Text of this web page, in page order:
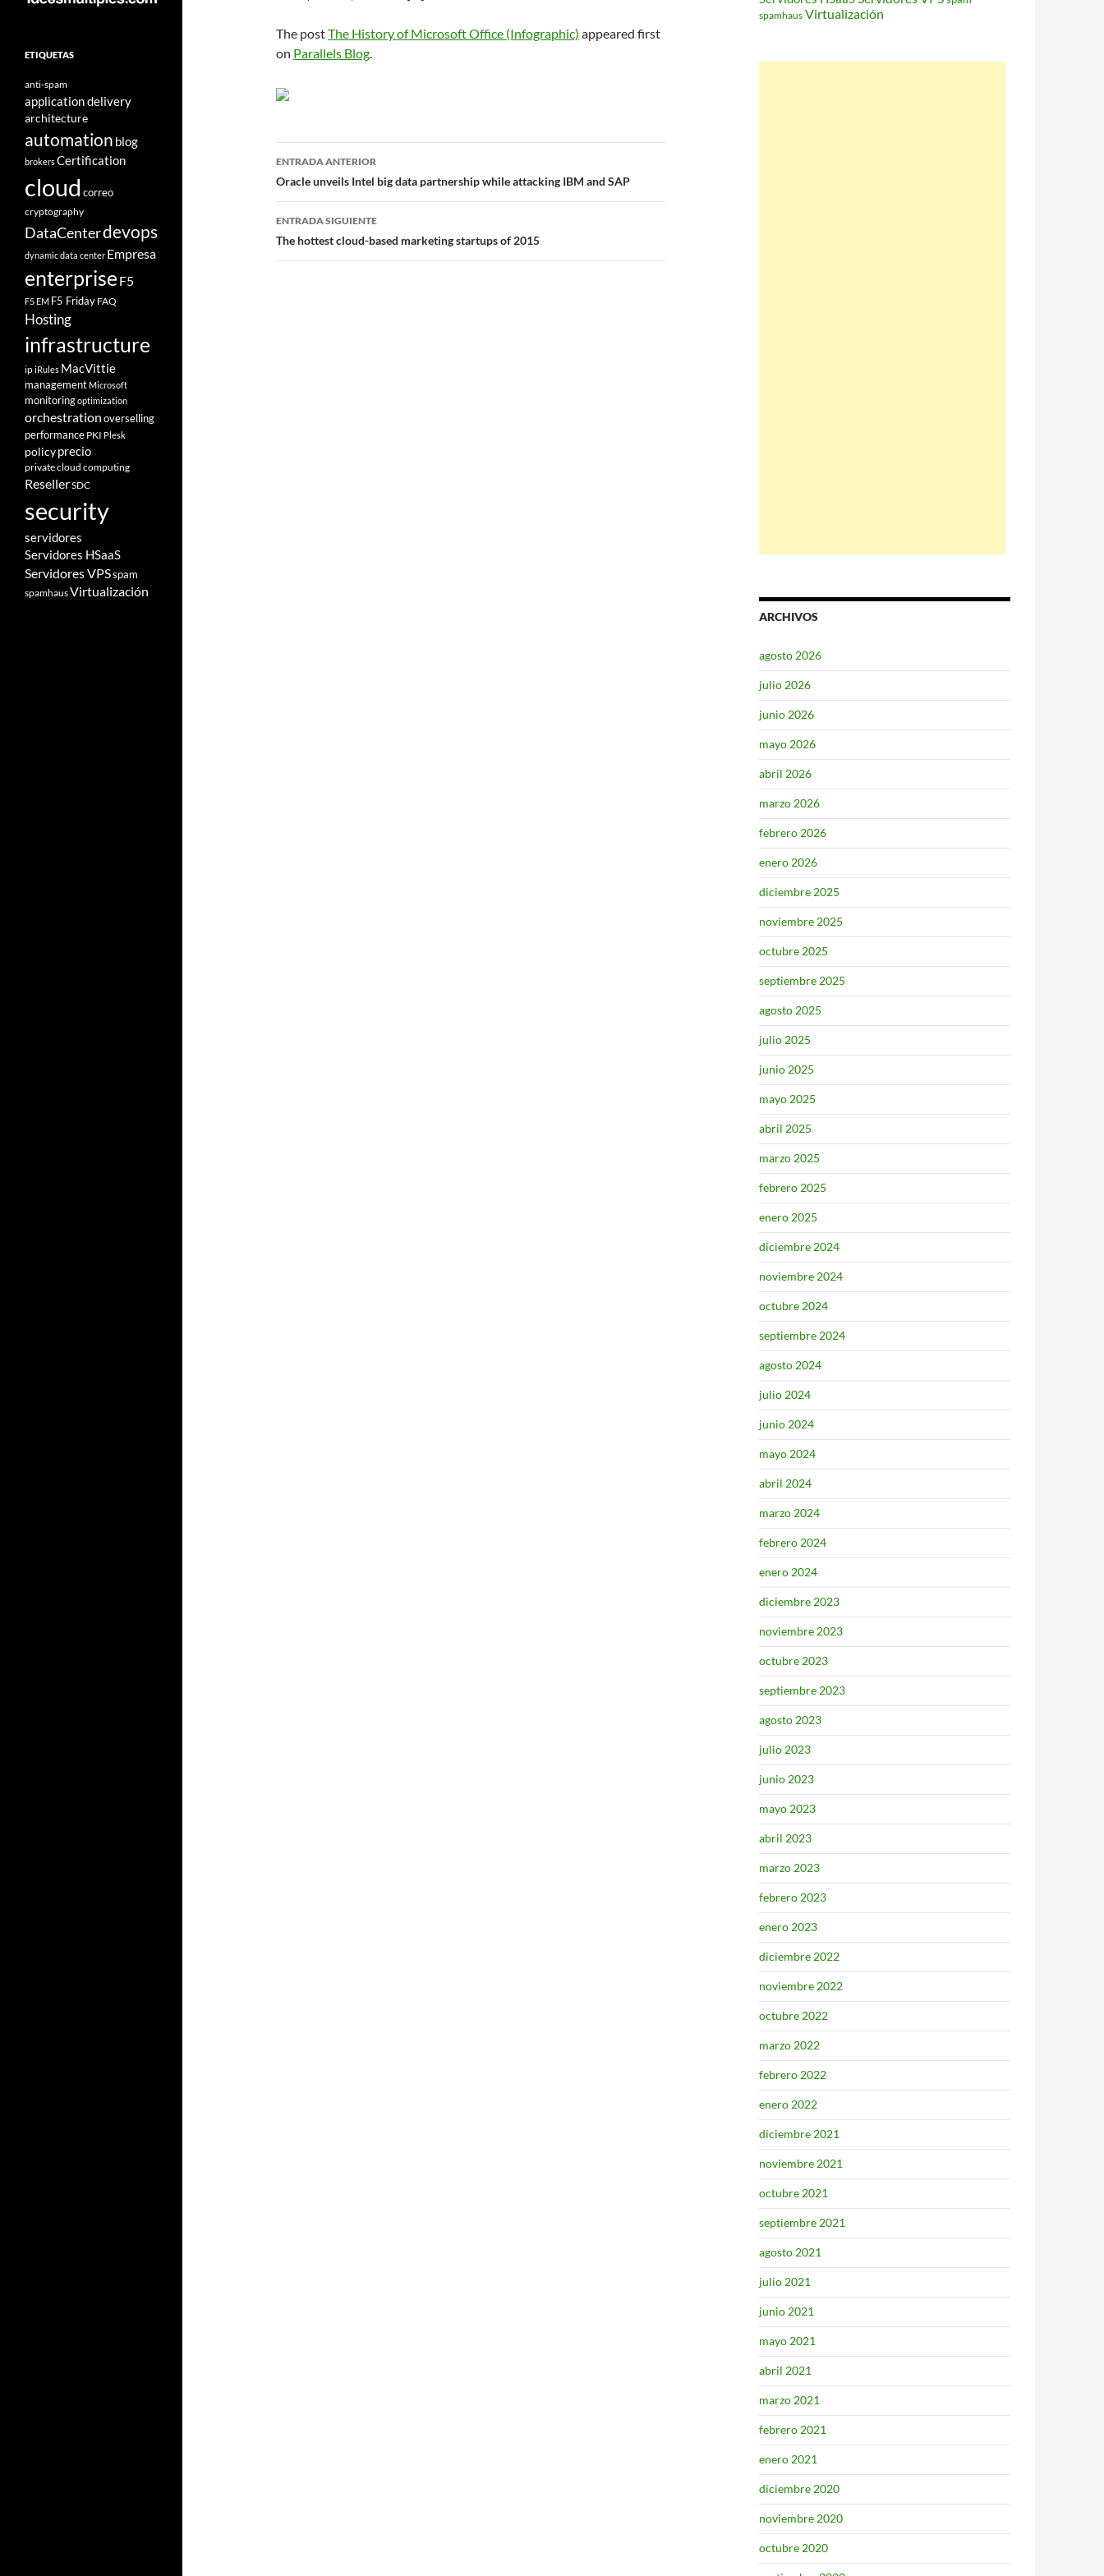
The postThe History of Microsoft Office (Infographic) appeared first
on Parallels Blog.
Navegador
de
entradas
ENTRADA ANTERIOR
Oracle unveils Intel big data partnership while attacking IBM and SAP
ENTRADA SIGUIENTE
The hottest cloud-based marketing startups of 2015
spamhaus Virtualización
ARCHIVOS
agosto 2026
julio 2026
junio 2026
mayo 2026
abril 2026
marzo 2026
febrero 2026
enero 2026
diciembre 2025
noviembre 2025
octubre 2025
septiembre 2025
agosto 2025
julio 2025
junio 2025
mayo 2025
abril 2025
marzo 2025
febrero 2025
enero 2025
diciembre 2024
noviembre 2024
octubre 2024
septiembre 2024
agosto 2024
julio 2024
junio 2024
mayo 2024
abril 2024
marzo 2024
febrero 2024
enero 2024
diciembre 2023
noviembre 2023
octubre 2023
septiembre 2023
agosto 2023
julio 2023
junio 2023
mayo 2023
abril 2023
marzo 2023
febrero 2023
enero 2023
diciembre 2022
noviembre 2022
octubre 2022
marzo 2022
febrero 2022
enero 2022
diciembre 2021
noviembre 2021
octubre 2021
septiembre 2021
agosto 2021
julio 2021
junio 2021
mayo 2021
abril 2021
marzo 2021
febrero 2021
enero 2021
diciembre 2020
noviembre 2020
octubre 2020
ETIQUETAS
anti-spam
application delivery
architecture
automation blog
brokersCertification
cloud correo
cryptography
DataCenterdevops
dynamic data center Empresa
enterprise F5
F5 EM F5 Friday FAQ
Hosting
infrastructure
ipiRules MacVittie
management Microsoft
monitoringoptimization
orchestrationoverselling
performance PKI Plesk
policyprecio
private cloud computing
ResellerSDC
security
servidores
Servidores HSaaS
Servidores VPSspam
spamhausVirtualización